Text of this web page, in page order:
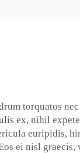
torquatos
ex, nihil
euripidis,
ei nisl graecis,